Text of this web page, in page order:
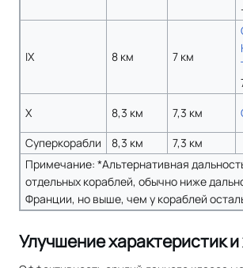
IX 8 км 7 км
X
8,3 км 7,3 км
Суперкорабли
8,3 км
7,3 км
Примечание: *Альтернативная
отдельных кораблей, обычно ниже
Франции, но выше, чем у кораблей
Улучшение характеристик